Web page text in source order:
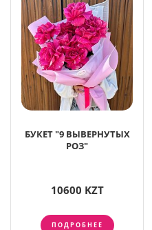
БУКЕТ "9 ВЫВЕРНУТЫХ
РОЗ"
10600 KZT
ПОДРОБНЕЕ